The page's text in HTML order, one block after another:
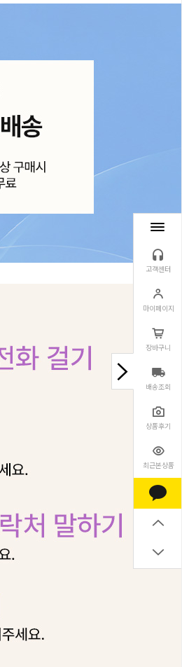
고객센터
마이페이지
장바구니
배송조회
상품후기
최근본상품